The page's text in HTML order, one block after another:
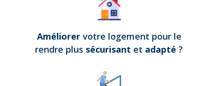
Améliorer votre logement pour le
rendre plus sécurisant et adapté ?